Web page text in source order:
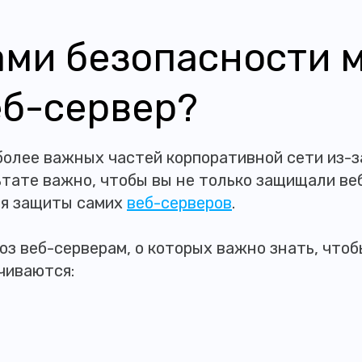
безопасности
сервер?
важных частей корпоративной сети
важно, чтобы вы не только защищали
защиты самих веб-серверов.
веб-серверам, о которых важно знать,